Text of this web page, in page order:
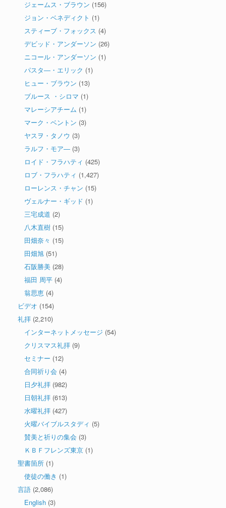
ジェームス・ブラウン (156)
ジョン・ベネディクト (1)
スティーブ・フォックス (4)
デビッド・アンダーソン (26)
ニコール・アンダーソン (1)
パスタ―・エリック (1)
ヒュー・ブラウン (13)
ブルース ・シロマ (1)
マレーシアチーム (1)
マーク・ベントン (3)
ヤスヲ・タノウ (3)
ラルフ・モア― (3)
ロイド・フラハティ (425)
ロブ・フラハティ (1,427)
ローレンス・チャン (15)
ヴェルナー・ギッド (1)
三宅成道 (2)
八木直樹 (15)
田畑奈々 (15)
田畑旭 (51)
石阪勝美 (28)
福田 周平 (4)
翁思恵 (4)
ビデオ (154)
礼拝 (2,210)
インターネットメッセージ (54)
クリスマス礼拝 (9)
セミナー (12)
合同祈り会 (4)
日夕礼拝 (982)
日朝礼拝 (613)
水曜礼拝 (427)
火曜バイブルスタディ (5)
賛美と祈りの集会 (3)
ＫＢＦフレンズ東京 (1)
聖書箇所 (1)
使徒の働き (1)
言語 (2,086)
English (3)